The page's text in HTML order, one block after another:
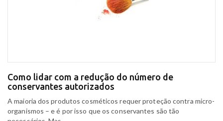
Como lidar com a redução do número de
conservantes autorizados
A maioria dos produtos cosméticos requer proteção contra micro-
organismos – e é por isso que os conservantes são tão